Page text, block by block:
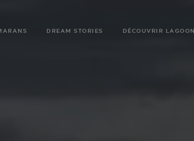
DREAM STORIES DÉCOUVRIR LAGOON